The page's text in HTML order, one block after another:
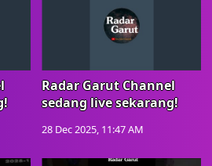
Radar Garut Channel
sedang live sekarang!
28 Dec 2025, 11:47 AM